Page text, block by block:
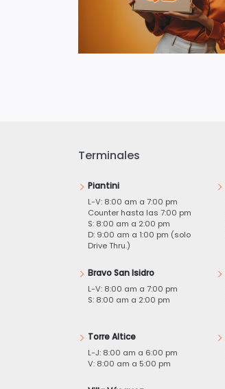
Terminales
Piantini
L-V: 8:00 am a 7:00 pm
Counter hasta las 7:00 pm
S: 8:00 am a 2:00 pm
D: 9:00 am a 1:00 pm (solo
Drive Thru.)
Bravo San Isidro
L-V: 8:00 am a 7:00 pm
S: 8:00 am a 2:00 pm
Torre Altice
L-J: 8:00 am a 6:00 pm
V: 8:00 am a 5:00 pm